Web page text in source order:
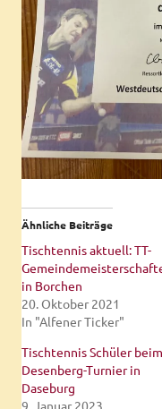
Ähnliche Beiträge
Tischtennis aktuell: TT-
in Borchen
20. Oktober 2021
In "Alfener Ticker"
Tischtennis Schüler beim
Desenberg-Turnier in
Daseburg
9. Januar 2023